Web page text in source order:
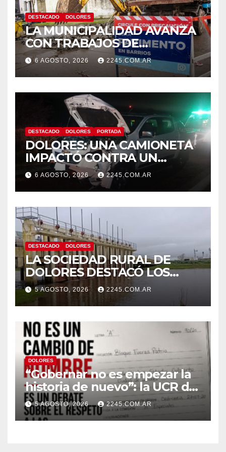
DESTACADO DOLORES
LA MUNICIPALIDAD AVANZA
CON TRABAJOS DE
REPARACIÓN DE
PAVIMENTO EN DISTINTOS
PUNTOS DE LA CIUDAD
6 AGOSTO, 2026 2245.COM.AR
DESTACADO DOLORES PORTADA
DOLORES: UNA CAMIONETA
IMPACTÓ CONTRA UN
ANIMAL VACUNO EN LA
RUTA 63
6 AGOSTO, 2026 2245.COM.AR
DESTACADO DOLORES
LA SOCIEDAD RURAL DE
DOLORES DESTACÓ LOS
TRABAJOS HIDRÁULICOS
REALIZADOS EN EL CANAL 1
5 AGOSTO, 2026 2245.COM.AR
DOLORES
“Gobernar no es empezar la
historia de nuevo”: la UCR de
Dolores rechazó el cambio de
nombre del Estadio Arturo
Umberto Illia
5 AGOSTO, 2026 2245.COM.AR